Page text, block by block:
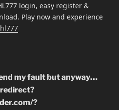
login, easy register &
Play now and experience
my fault but anyway…
?